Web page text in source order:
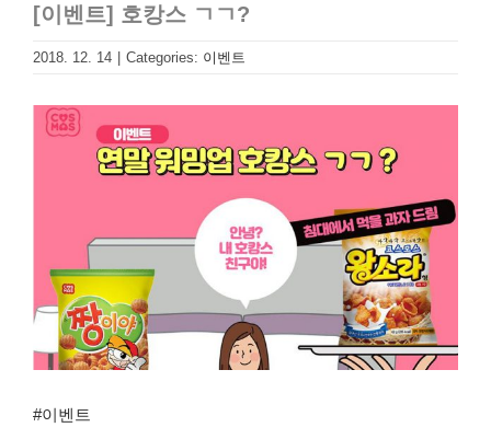
[이벤트] 호캉스 ㄱㄱ?
2018. 12. 14 | Categories: 이벤트
View
Larger
#이벤트